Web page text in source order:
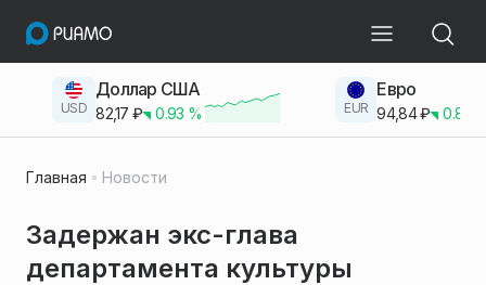
USD
Доллар США
82,17 ₽ 0.93 % EUR
Евро
94,84₽ 0.83
Главная Новости
Задержан экс-глава
департамента культуры